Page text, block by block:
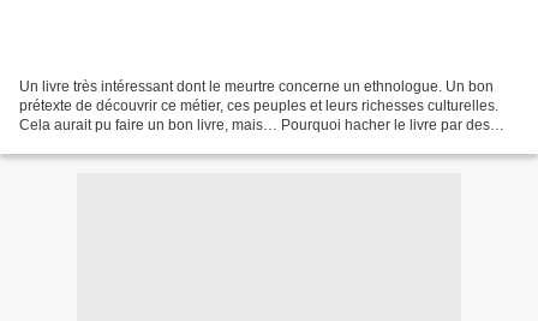
Un livre très intéressant dont le meurtre concerne un ethnologue. Un bon
prétexte de découvrir ce métier, ces peuples et leurs richesses culturelles.
Cela aurait pu faire un bon livre, mais… Pourquoi hacher le livre par des